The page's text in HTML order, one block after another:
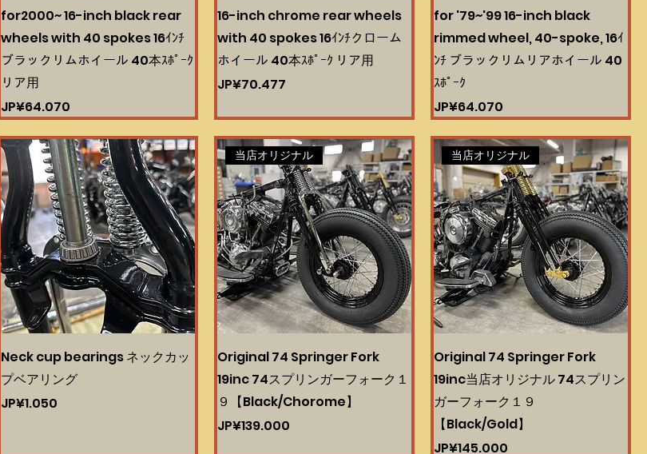
for2000~ 16-inch black rear
wheels with 40 spokes 16ｲﾝﾁ
ブラックリムホイール 40本ｽﾎﾟｰｸ
リア用
Harga
JP¥64.070
16-inch chrome rear wheels
with 40 spokes 16ｲﾝﾁクローム
ホイール 40本ｽﾎﾟｰｸ リア用
Harga
JP¥70.477
for '79~'99 16-inch black
rimmed wheel, 40-spoke, 16ｲ
ﾝﾁ ブラックリムリアホイール 40
ｽﾎﾟｰｸ
Harga
JP¥64.070
Neck cup bearings ネックカッ
プベアリング
Harga
JP¥1.050
当店オリジナル
Original 74 Springer Fork
19inc 74スプリンガーフォーク１
９【Black/Chorome】
Harga
JP¥139.000
当店オリジナル
Original 74 Springer Fork
19inc当店オリジナル 74スプリン
ガーフォーク１９
【Black/Gold】
Harga
JP¥145.000